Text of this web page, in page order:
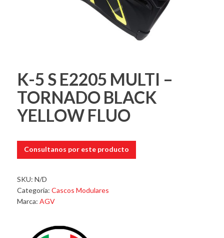
K-5 S E2205 MULTI –
TORNADO BLACK
YELLOW FLUO
Consultanos por este producto
SKU: N/D
Categoría: Cascos Modulares
Marca: AGV